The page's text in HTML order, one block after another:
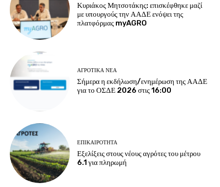
Κυριάκος Μητσοτάκης: επισκέφθηκε μαζί
με υπουργούς την ΑΑΔΕ ενόψει της
πλατφόρμας myAGRO
ΑΓΡΟΤΙΚΆ ΝΈΑ
Σήμερα η εκδήλωση/ενημέρωση της ΑΑΔΕ
για το ΟΣΔΕ 2026 στις 16:00
ΕΠΙΚΑΙΡΌΤΗΤΑ
Εξελίξεις στους νέους αγρότες του μέτρου
6.1 για πληρωμή